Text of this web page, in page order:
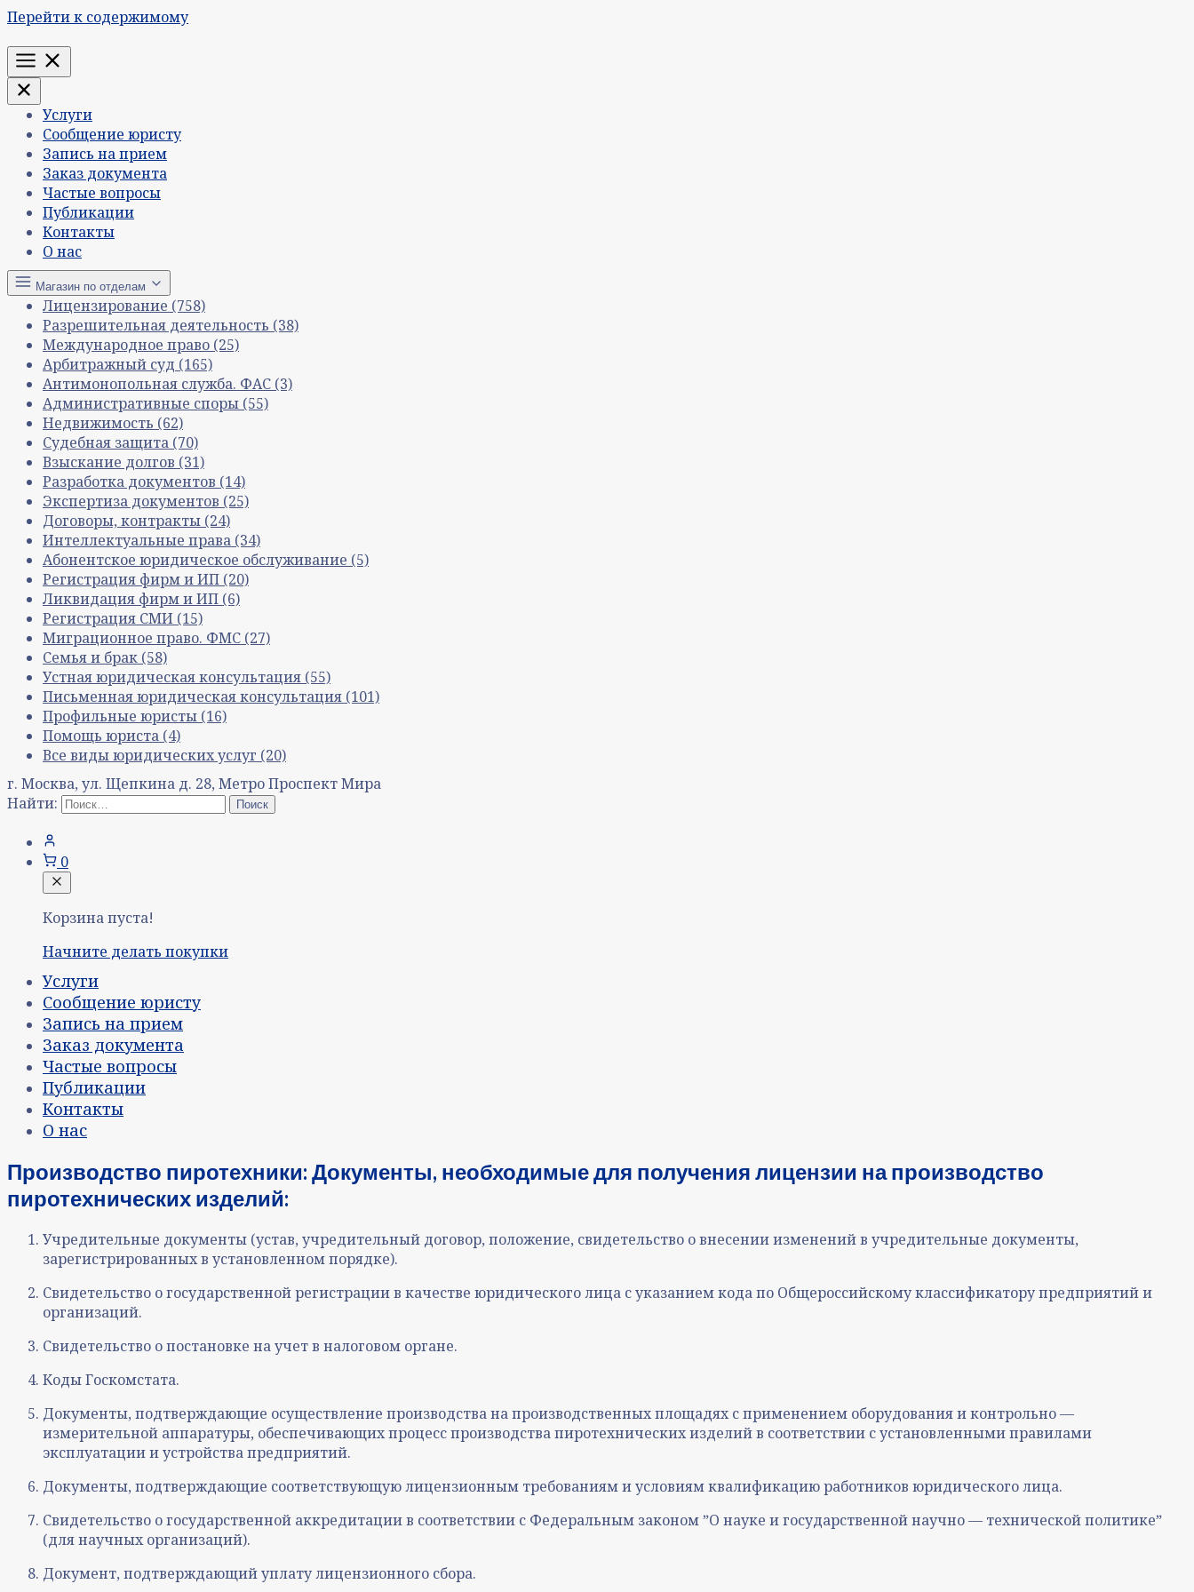
Перейти к содержимому
Меню
Услуги
Сообщение юристу
Запись на прием
Заказ документа
Частые вопросы
Публикации
Контакты
О нас
Магазин по отделам
Лицензирование (758)
Разрешительная деятельность (38)
Международное право (25)
Арбитражный суд (165)
Антимонопольная служба. ФАС (3)
Административные споры (55)
Недвижимость (62)
Судебная защита (70)
Взыскание долгов (31)
Разработка документов (14)
Экспертиза документов (25)
Договоры, контракты (24)
Интеллектуальные права (34)
Абонентское юридическое обслуживание (5)
Регистрация фирм и ИП (20)
Ликвидация фирм и ИП (6)
Регистрация СМИ (15)
Миграционное право. ФМС (27)
Семья и брак (58)
Устная юридическая консультация (55)
Письменная юридическая консультация (101)
Профильные юристы (16)
Помощь юриста (4)
Все виды юридических услуг (20)
г. Москва, ул. Щепкина д. 28, Метро Проспект Мира
Найти:
0
Корзина пуста!
Начните делать покупки
Услуги
Сообщение юристу
Запись на прием
Заказ документа
Частые вопросы
Публикации
Контакты
О нас
Производство пиротехники: Документы, необходимые для получения лицензии на производство
пиротехнических изделий:
Учредительные документы (устав, учредительный договор, положение, свидетельство о внесении изменений в учредительные документы,
зарегистрированных в установленном порядке).
Свидетельство о государственной регистрации в качестве юридического лица с указанием кода по Общероссийскому классификатору предприятий и
организаций.
Свидетельство о постановке на учет в налоговом органе.
Коды Госкомстата.
Документы, подтверждающие осуществление производства на производственных площадях с применением оборудования и контрольно —
измерительной аппаратуры, обеспечивающих процесс производства пиротехнических изделий в соответствии с установленными правилами
эксплуатации и устройства предприятий.
Документы, подтверждающие соответствующую лицензионным требованиям и условиям квалификацию работников юридического лица.
Свидетельство о государственной аккредитации в соответствии с Федеральным законом ˮО науке и государственной научно — технической политикеˮ
(для научных организаций).
Документ, подтверждающий уплату лицензионного сбора.